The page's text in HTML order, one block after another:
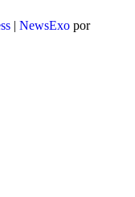
| NewsExo por